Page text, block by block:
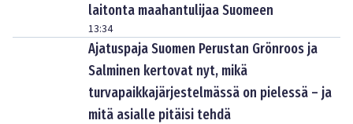
laitonta maahantulijaa Suomeen
13:34
Ajatuspaja Suomen Perustan Grönroos ja
Salminen kertovat nyt, mikä
turvapaikkajärjestelmässä on pielessä – ja
mitä asialle pitäisi tehdä